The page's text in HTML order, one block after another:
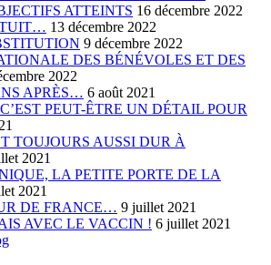
ATTEINTS 16 décembre 2022
13 décembre 2022
9 décembre 2022
DES BÉNÉVOLES ET DES
2022
APRÈS… 6 août 2021
PEUT-ÊTRE UN DÉTAIL POUR
TOUJOURS AUSSI DUR À
2021
LA PETITE PORTE DE LA
2021
DE FRANCE… 9 juillet 2021
AVEC LE VACCIN ! 6 juillet 2021